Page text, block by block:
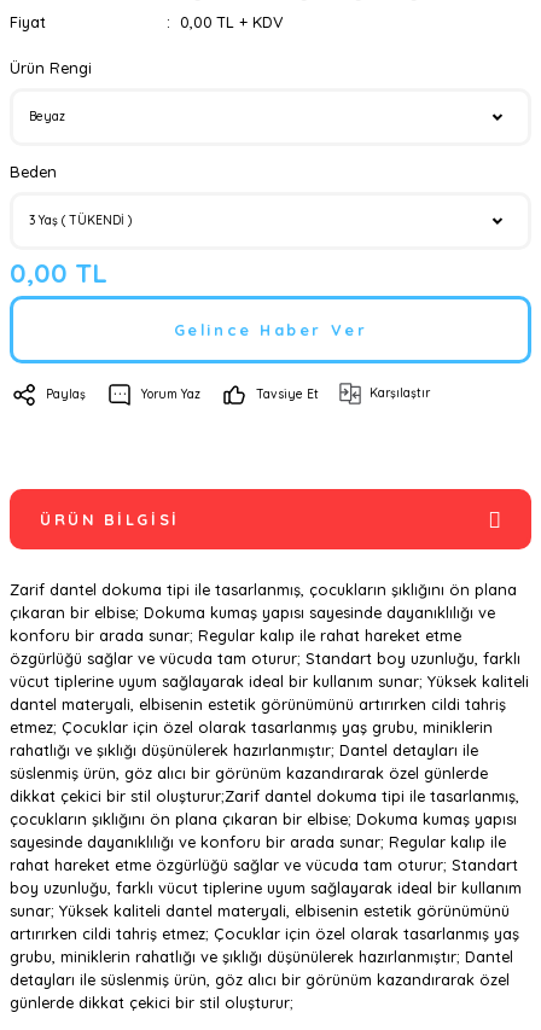
Fiyat
0,00 TL + KDV
Ürün Rengi
Beden
0,00 TL
Gelince Haber Ver
Paylaş Yorum Yaz Tavsiye Et Karşılaştır
ÜRÜN BILGISI
Zarif dantel dokuma tipi ile tasarlanmış, çocukların şıklığını ön plana
çıkaran bir elbise; Dokuma kumaş yapısı sayesinde dayanıklılığı ve
konforu bir arada sunar; Regular kalıp ile rahat hareket etme
özgürlüğü sağlar ve vücuda tam oturur; Standart boy uzunluğu, farklı
vücut tiplerine uyum sağlayarak ideal bir kullanım sunar; Yüksek kaliteli
dantel materyali, elbisenin estetik görünümünü artırırken cildi tahriş
etmez; Çocuklar için özel olarak tasarlanmış yaş grubu, miniklerin
rahatlığı ve şıklığı düşünülerek hazırlanmıştır; Dantel detayları ile
süslenmiş ürün, göz alıcı bir görünüm kazandırarak özel günlerde
dikkat çekici bir stil oluşturur;Zarif dantel dokuma tipi ile tasarlanmış,
çocukların şıklığını ön plana çıkaran bir elbise; Dokuma kumaş yapısı
sayesinde dayanıklılığı ve konforu bir arada sunar; Regular kalıp ile
rahat hareket etme özgürlüğü sağlar ve vücuda tam oturur; Standart
boy uzunluğu, farklı vücut tiplerine uyum sağlayarak ideal bir kullanım
sunar; Yüksek kaliteli dantel materyali, elbisenin estetik görünümünü
artırırken cildi tahriş etmez; Çocuklar için özel olarak tasarlanmış yaş
grubu, miniklerin rahatlığı ve şıklığı düşünülerek hazırlanmıştır; Dantel
detayları ile süslenmiş ürün, göz alıcı bir görünüm kazandırarak özel
günlerde dikkat çekici bir stil oluşturur;